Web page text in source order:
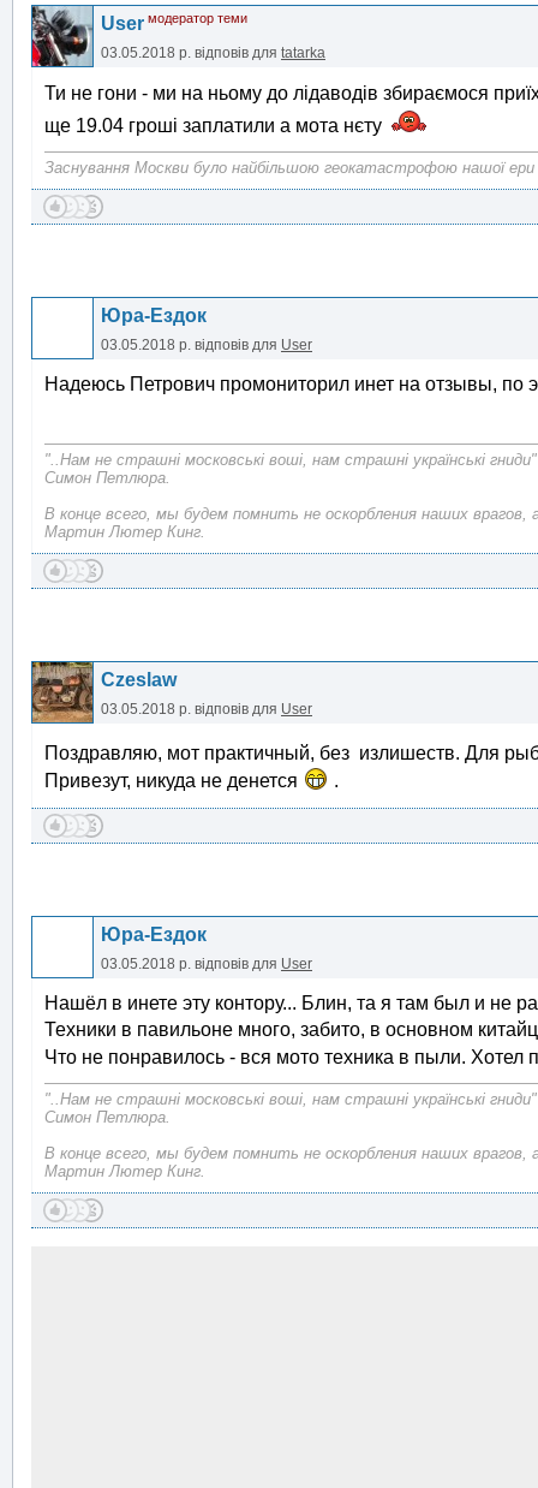
User модератор теми
03.05.2018 р. відповів для tatarka
Ти не гони - ми на ньому до лідаводів збираємося
ще 19.04 гроші заплатили а мота нєту
Заснування Москви було найбільшою геокатастрофою нашої ери
Юра-Ездок
03.05.2018 р. відповів для User
Надеюсь Петрович промониторил инет на отзывы, по
"..Нам не страшні московські воші, нам страшні українські гниди"
Симон Петлюра.
В конце всего, мы будем помнить не оскорбления наших врагов,
Мартин Лютер Кинг.
Czeslaw
03.05.2018 р. відповів для User
Поздравляю, мот практичный, без излишеств. Для
Привезут, никуда не денется
.
Юра-Ездок
03.05.2018 р. відповів для User
Нашёл в инете эту контору... Блин, та я там был и не
Техники в павильоне много, забито, в основном
Что не понравилось - вся мото техника в пыли. Хотел
"..Нам не страшні московські воші, нам страшні українські гниди"
Симон Петлюра.
В конце всего, мы будем помнить не оскорбления наших врагов,
Мартин Лютер Кинг.